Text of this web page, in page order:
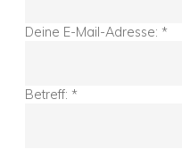
Deine E-Mail-Adresse: *
Betreff: *